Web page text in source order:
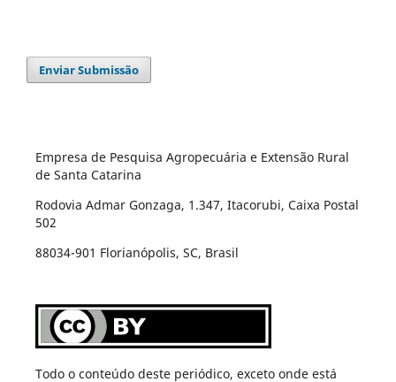
Enviar Submissão
Empresa de Pesquisa Agropecuária e Extensão Rural
de Santa Catarina
Rodovia Admar Gonzaga, 1.347, Itacorubi, Caixa Postal
502
88034-901 Florianópolis, SC, Brasil
Todo o conteúdo deste periódico, exceto onde está